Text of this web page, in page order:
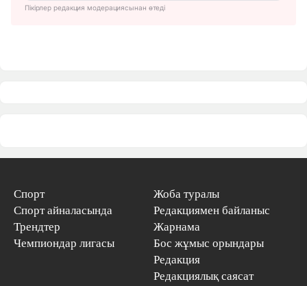
Пікірлер редакция модерациясынан өтеді
Спорт
Спорт айналасында
Трендтер
Чемпиондар лигасы
Жоба туралы
Редакциямен байланыс
Жарнама
Бос жұмыс орындары
Редакция
Редакциялық саясат